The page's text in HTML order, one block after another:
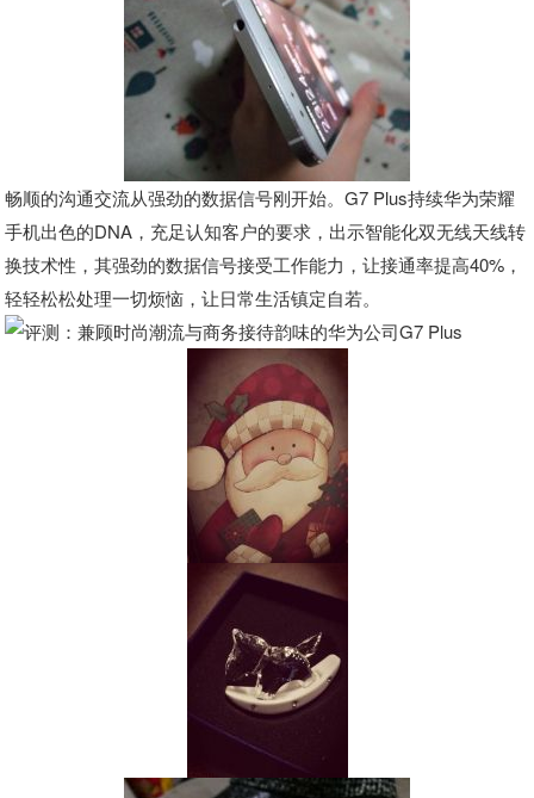
畅顺的沟通交流从强劲的数据信号刚开始。G7 Plus持续华为荣耀
手机出色的DNA，充足认知客户的要求，出示智能化双无线天线转
换技术性，其强劲的数据信号接受工作能力，让接通率提高40%，
轻轻松松处理一切烦恼，让日常生活镇定自若。